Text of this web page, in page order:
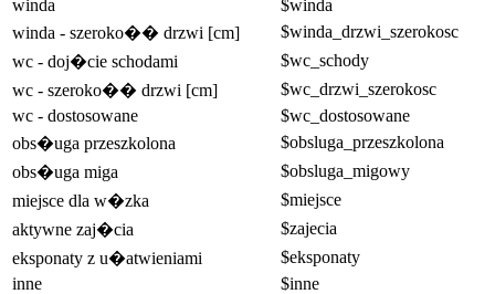
winda
$winda
winda - szeroko�� drzwi [cm]
$winda_drzwi_szerokosc
wc - doj�cie schodami
$wc_schody
wc - szeroko�� drzwi [cm]
$wc_drzwi_szerokosc
wc - dostosowane
$wc_dostosowane
obs�uga przeszkolona
$obsluga_przeszkolona
obs�uga miga
$obsluga_migowy
miejsce dla w�zka
$miejsce
aktywne zaj�cia
$zajecia
eksponaty z u�atwieniami
$eksponaty
inne
$inne